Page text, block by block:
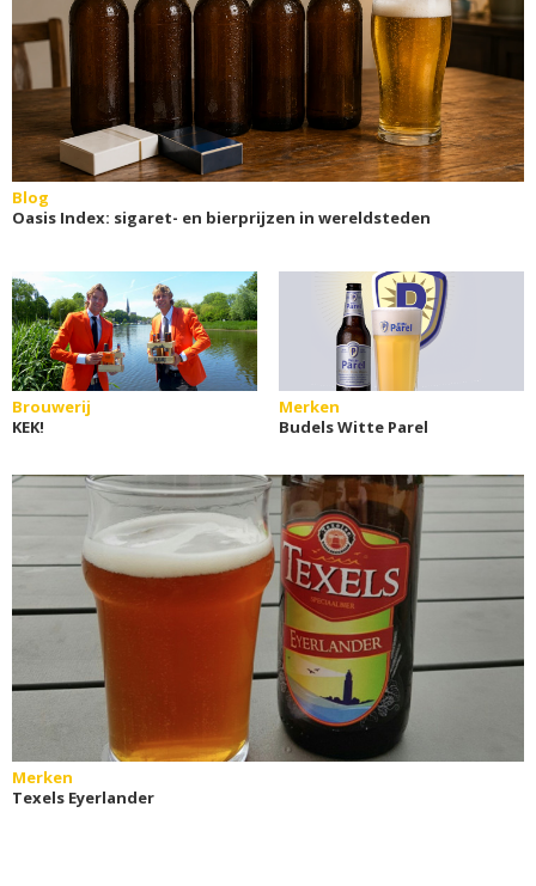
Blog
Oasis Index: sigaret- en bierprijzen in wereldsteden
Brouwerij
KEK!
Merken
Budels Witte Parel
Merken
Texels Eyerlander